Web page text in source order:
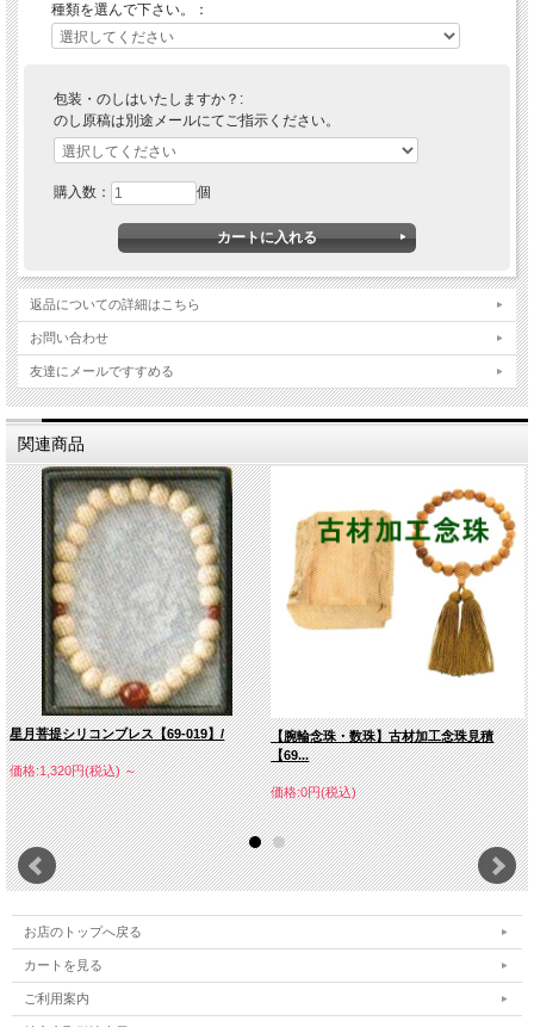
種類を選んで下さい。：
包装・のしはいたしますか？:
のし原稿は別途メールにてご指示ください。
購入数： 個
返品についての詳細はこちら
お問い合わせ
友達にメールですすめる
関連商品
星月菩提シリコンブレス【69-019】/
価格:1,320円(税込)～
【腕輪念珠・数珠】古材加工念珠見積
【69...
価格:0円(税込)
お店のトップへ戻る
カートを見る
ご利用案内